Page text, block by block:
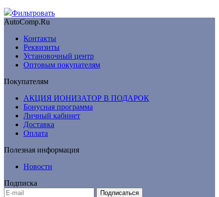
Фильтровать
AutoComp.Ru
Контакты
Реквизиты
Установочный центр
Оптовым покупателям
Покупателям
АКЦИЯ ИОНИЗАТОР В ПОДАРОК
Бонусная программа
Личный кабинет
Доставка
Оплата
Полезная информация
Новости
Подписка
Подписаться